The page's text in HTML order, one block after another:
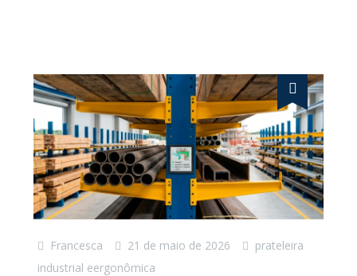
Francesca 21 de maio de 2026
prateleira
industrial eergonômica